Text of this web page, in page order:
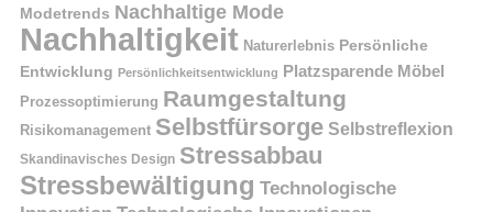
Modetrends Nachhaltige Mode
Nachhaltigkeit Naturerlebnis Persönliche
Entwicklung Persönlichkeitsentwicklung Platzsparende Möbel
Prozessoptimierung Raumgestaltung
Risikomanagement Selbstfürsorge Selbstreflexion
Skandinavisches Design Stressabbau
Stressbewältigung Technologische